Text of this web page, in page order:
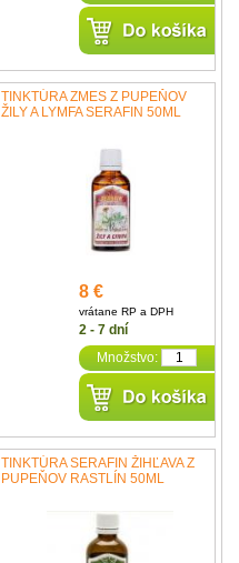
TINKTÚRA ZMES Z PUPEŇOV
ŽILY A LYMFA SERAFIN 50ML
8 €
vrátane RP a DPH
2 - 7 dní
Množstvo:
TINKTÚRA SERAFIN ŽIHĽAVA Z
PUPEŇOV RASTLÍN 50ML